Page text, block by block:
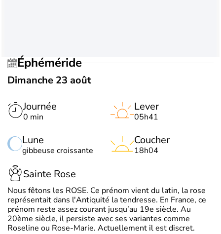
Éphéméride
Dimanche 23 août
Journée
0 min
Lune
gibbeuse croissante
Lever
05h41
Coucher
18h04
Sainte Rose
Nous fêtons les ROSE. Ce prénom vient du latin, la rose
représentait dans l'Antiquité la tendresse. En France, ce
prénom reste assez courant jusqu’au 19e siècle. Au
20ème siècle, il persiste avec ses variantes comme
Roseline ou Rose-Marie. Actuellement il est discret.